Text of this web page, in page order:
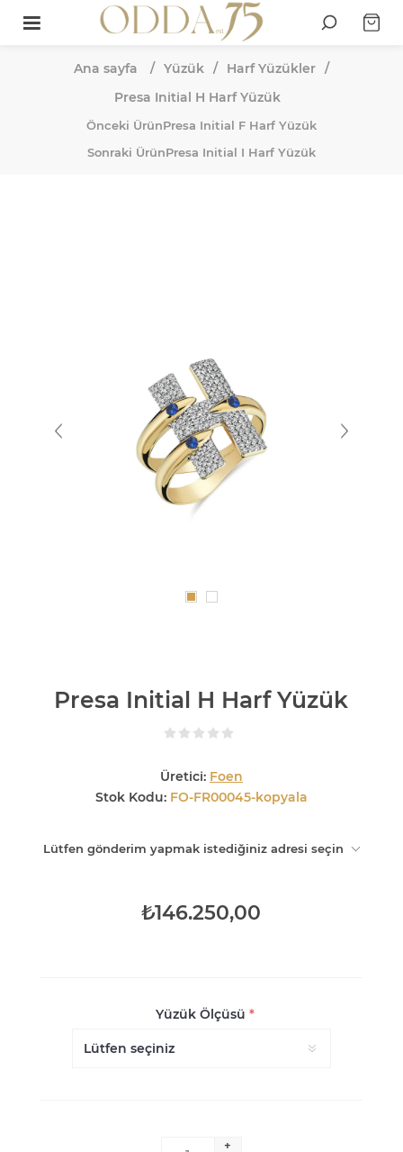
Ana sayfa / Yüzük / Harf Yüzükler /
Presa Initial H Harf Yüzük
Önceki ÜrünPresa Initial F Harf Yüzük
Sonraki ÜrünPresa Initial I Harf Yüzük
Presa Initial H Harf Yüzük
Üretici: Foen
Stok Kodu: FO-FR00045-kopyala
Lütfen gönderim yapmak istediğiniz adresi seçin
₺146.250,00
Yüzük Ölçüsü *
+